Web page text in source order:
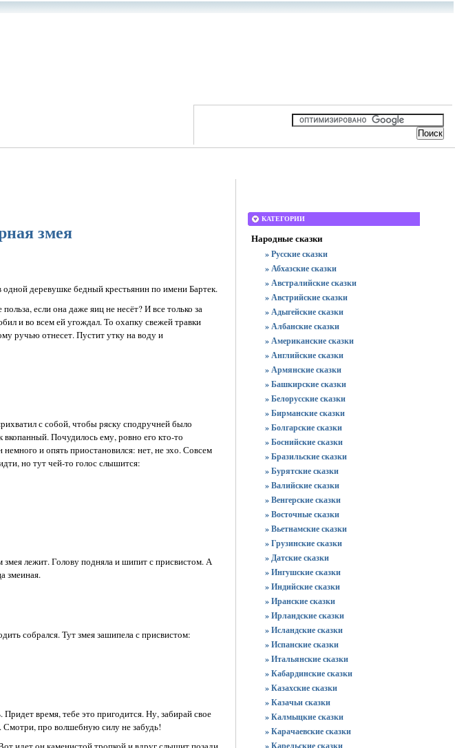
змея
деревушке бедный крестьянин по имени Бартек.
если она даже яиц не несёт? И все только за
и во всем ей угождал. То охапку свежей травки
ручью отнесет. Пустит утку на воду и
с собой, чтобы ряску сподручней было
вкопанный. Почудилось ему, ровно его кто-то
и опять приостановился: нет, не эхо. Совсем
но тут чей-то голос слышится:
лежит. Голову подняла и шипит с присвистом. А
змеиная.
собрался. Тут змея зашипела с присвистом:
время, тебе это пригодится. Ну, забирай свое
Смотри, про волшебную силу не забудь!
КАТЕГОРИИ
Народные сказки
» Русские сказки
» Абхазские сказки
» Австралийские сказки
» Австрийские сказки
» Адыгейские сказки
» Албанские сказки
» Американские сказки
» Английские сказки
» Армянские сказки
» Башкирские сказки
» Белорусские сказки
» Бирманские сказки
» Болгарские сказки
» Боснийские сказки
» Бразильские сказки
» Бурятские сказки
» Валийские сказки
» Венгерские сказки
» Восточные сказки
» Вьетнамские сказки
» Грузинские сказки
» Датские сказки
» Ингушские сказки
» Индийские сказки
» Иранские сказки
» Ирландские сказки
» Исландские сказки
» Испанские сказки
» Итальянские сказки
» Кабардинские сказки
» Казахские сказки
» Казачьи сказки
» Калмыцкие сказки
» Карачаевские сказки
» Карельские сказки